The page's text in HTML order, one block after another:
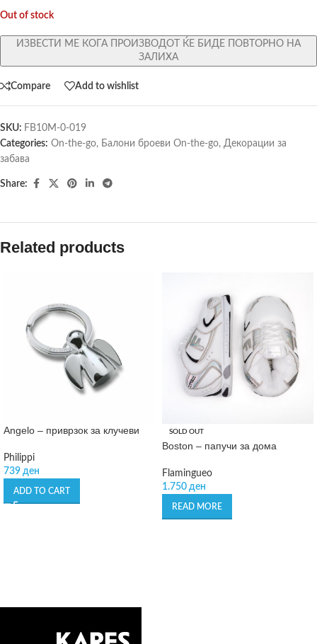
Out of stock
ИЗВЕСТИ МЕ КОГА ПРОИЗВОДОТ ЌЕ БИДЕ ПОВТОРНО НА
ЗАЛИХА
Compare Add to wishlist
SKU: FB10M-0-019
Categories: On-the-go, Балони броеви On-the-go, Декорации за
забава
Share:
Related products
Angelo – приврзок за клучеви
Philippi
739 ден
ADD TO CART
SOLD OUT
Boston – папучи за дома
Flamingueo
1.750 ден
READ MORE